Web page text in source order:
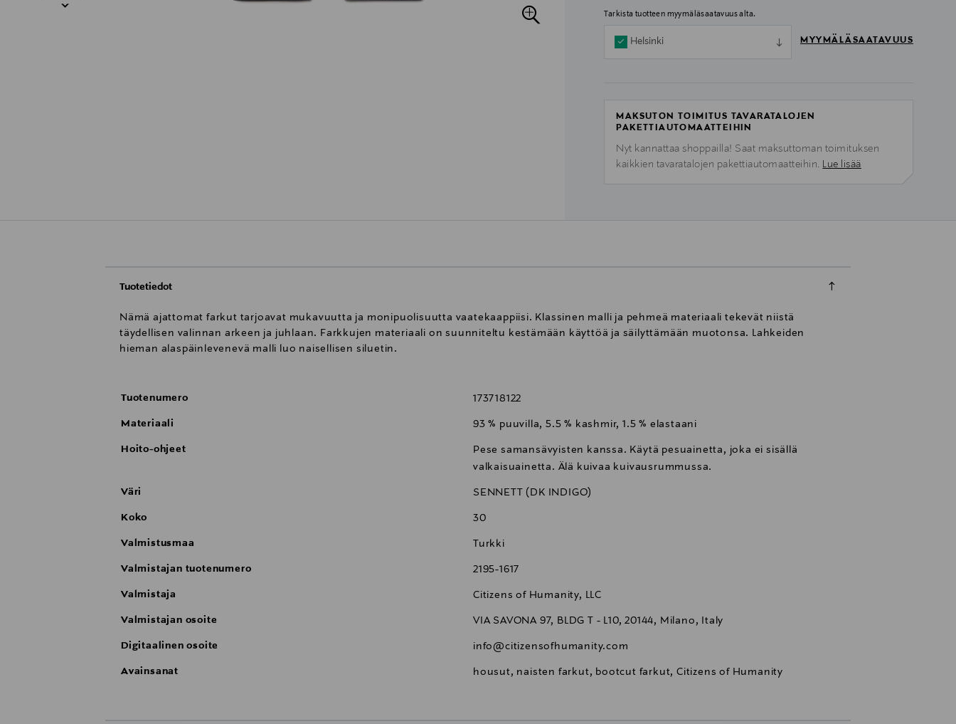
Tarkista tuotteen myymäläsaatavuus alta.
Helsinki MYYMÄLÄSAATAVUUS
MAKSUTON TOIMITUS TAVARATALOJEN
PAKETTIAUTOMAATTEIHIN
Nyt kannattaa shoppailla! Saat maksuttoman toimituksen
kaikkien tavaratalojen pakettiautomaatteihin. Lue lisää
Tuotetiedot
Nämä ajattomat farkut tarjoavat mukavuutta ja monipuolisuutta vaatekaappiisi. Klassinen malli ja pehmeä materiaali tekevät niistä
täydellisen valinnan arkeen ja juhlaan. Farkkujen materiaali on suunniteltu kestämään käyttöä ja säilyttämään muotonsa. Lahkeiden
hieman alaspäinlevenevä malli luo naisellisen siluetin.
Tuotenumero 173718122
Materiaali 93 % puuvilla, 5.5 % kashmir, 1.5 % elastaani
Hoito-ohjeet
Pese samansävyisten kanssa. Käytä pesuainetta, joka ei sisällä
valkaisuainetta. Älä kuivaa kuivausrummussa.
Väri SENNETT (DK INDIGO)
Koko 30
Valmistusmaa Turkki
Valmistajan tuotenumero 2195-1617
Valmistaja Citizens of Humanity, LLC
Valmistajan osoite VIA SAVONA 97, BLDG T - L10, 20144, Milano, Italy
Digitaalinen osoite info@citizensofhumanity.com
Avainsanat housut, naisten farkut, bootcut farkut, Citizens of Humanity